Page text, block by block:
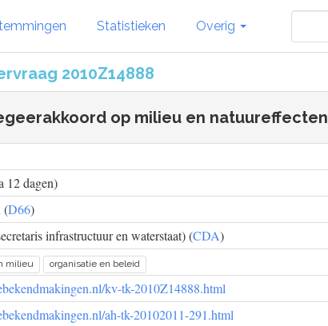
Statistieken Overig
2010Z14888
op milieu en natuureffecten
12 dagen)
(D66)
infrastructuur en waterstaat) (CDA)
milieu organisatie en beleid
kv-tk-2010Z14888.html
ah-tk-20102011-291.html